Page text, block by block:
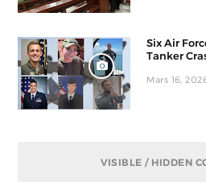
Six Air
Tanker
Mars 16,
VISIBLE / HIDDEN